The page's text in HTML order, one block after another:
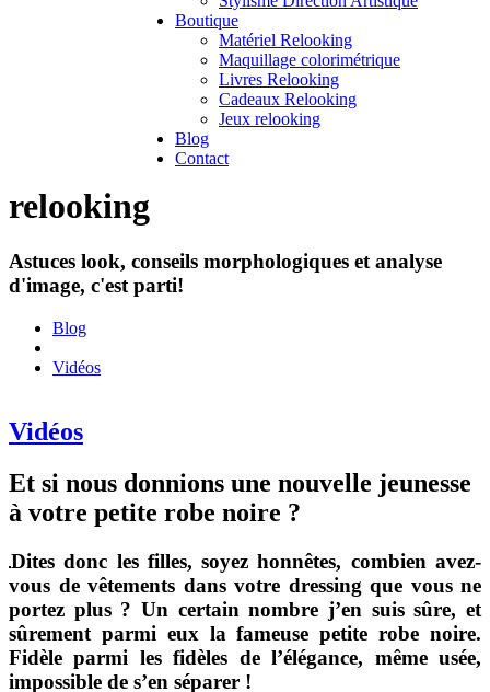
Boutique
Matériel Relooking
Maquillage colorimétrique
Livres Relooking
Cadeaux Relooking
Jeux relooking
Blog
Contact
relooking
Astuces look, conseils morphologiques et analyse
d'image, c'est parti!
Blog
Vidéos
Vidéos
Et si nous donnions une nouvelle jeunesse
à votre petite robe noire ?
Dites donc les filles, soyez honnêtes, combien avez-
vous de vêtements dans votre dressing que vous ne
portez plus ? Un certain nombre j’en suis sûre, et
sûrement parmi eux la fameuse petite robe noire.
Fidèle parmi les fidèles de l’élégance, même usée,
impossible de s’en séparer !